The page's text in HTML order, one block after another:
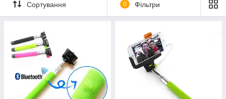
Сортування 0 Фільтри